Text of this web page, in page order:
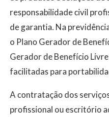
responsabilidade civil
de garantia. Na
o Plano Gerador de
Gerador de Benefício
facilitadas para
A contratação dos
profissional ou escritório